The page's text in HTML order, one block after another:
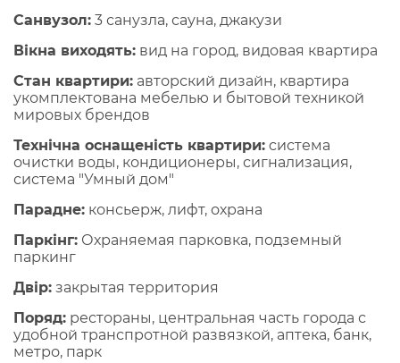
Санвузол: 3 санузла, сауна, джакузи
Вікна виходять: вид на город, видовая квартира
Стан квартири: авторский дизайн, квартира
укомплектована мебелью и бытовой техникой
мировых брендов
Технічна оснащеність квартири: cистема
очистки воды, кондиционеры, сигнализация,
система "Умный дом"
Парадне: консьерж, лифт, охрана
Паркінг: Охраняемая парковка, подземный
паркинг
Двір: закрытая территория
Поряд: рестораны, центральная часть города с
удобной транспротной развязкой, аптека, банк,
метро, парк